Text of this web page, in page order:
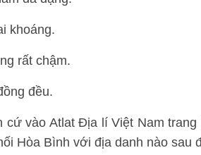
khoáng.
rất chậm.
đều.
cứ vào Atlat Địa lí Việt Nam
Hòa Bình với địa danh nào sau